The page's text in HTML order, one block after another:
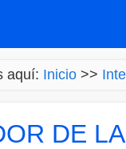
aquí: Inicio>>
DE